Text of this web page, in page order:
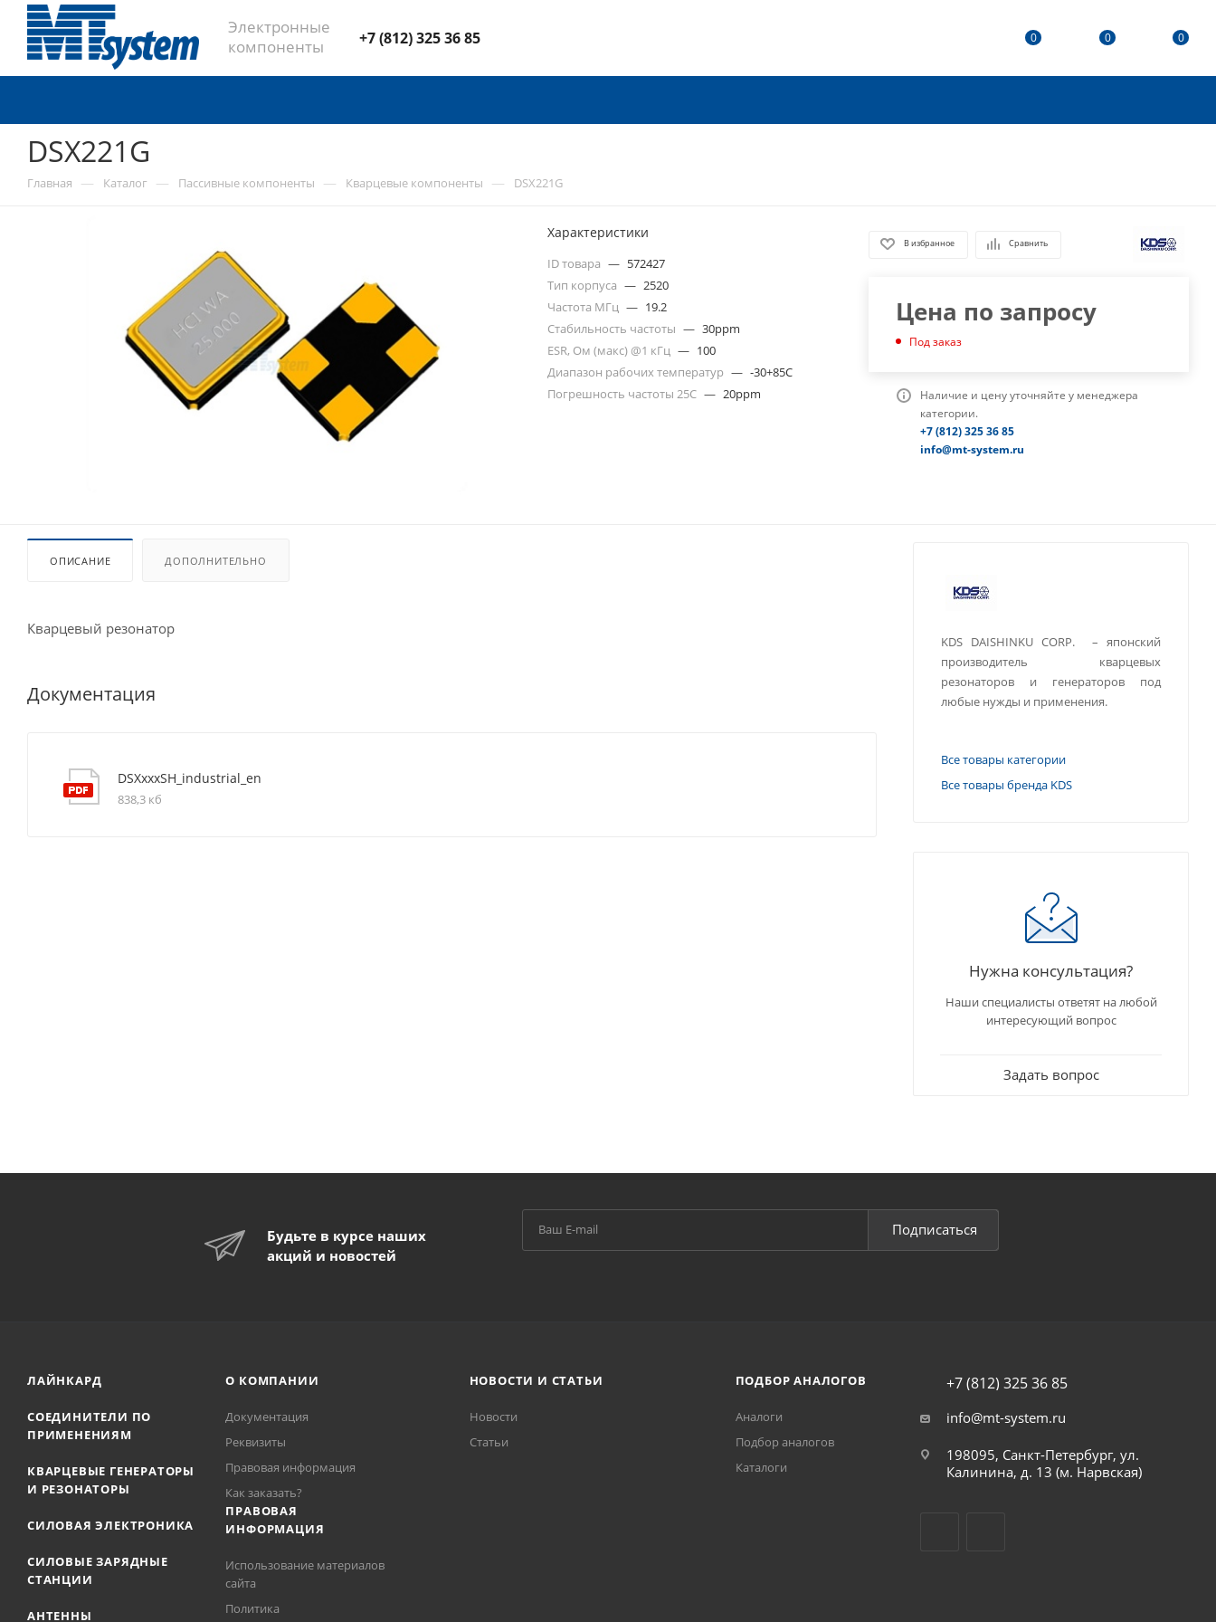
Электронные
компоненты
+7 (812) 325 36 85 0 0 0
DSX221G
Главная — Каталог — Пассивные компоненты — Кварцевые компоненты — DSX221G
Характеристики
ID товара — 572427
Тип корпуса — 2520
Частота МГц — 19.2
Стабильность частоты — 30ppm
ESR, Ом (макс) @1 кГц — 100
Диапазон рабочих температур — -30+85C
Погрешность частоты 25С — 20ppm
В избранное Сравнить
Цена по запросу
Под заказ
Наличие и цену уточняйте у менеджера
категории.
+7 (812) 325 36 85
info@mt-system.ru
ОПИСАНИЕ ДОПОЛНИТЕЛЬНО
Кварцевый резонатор
Документация
DSXxxxSH_industrial_en
838,3 кб
KDS DAISHINKU CORP. – японский
производитель кварцевых
резонаторов и генераторов под
любые нужды и применения.
Все товары категории
Все товары бренда KDS
Нужна консультация?
Наши специалисты ответят на любой
интересующий вопрос
Задать вопрос
Будьте в курсе наших
акций и новостей
Подписаться
ЛАЙНКАРД
СОЕДИНИТЕЛИ ПО
ПРИМЕНЕНИЯМ
КВАРЦЕВЫЕ ГЕНЕРАТОРЫ
И РЕЗОНАТОРЫ
СИЛОВАЯ ЭЛЕКТРОНИКА
СИЛОВЫЕ ЗАРЯДНЫЕ
СТАНЦИИ
АНТЕННЫ
О КОМПАНИИ
Документация
Реквизиты
Правовая информация
Как заказать?
ПРАВОВАЯ
ИНФОРМАЦИЯ
Использование материалов
сайта
Политика
НОВОСТИ И СТАТЬИ
Новости
Статьи
ПОДБОР АНАЛОГОВ
Аналоги
Подбор аналогов
Каталоги
+7 (812) 325 36 85
info@mt-system.ru
198095, Санкт-Петербург, ул.
Калинина, д. 13 (м. Нарвская)